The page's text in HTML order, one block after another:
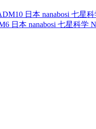
日本 nanabosi 七星
日本 nanabosi 七星科学